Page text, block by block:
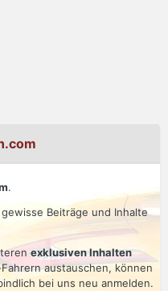
.
Beiträge und Inhalte
exklusiven Inhalten
austauschen, können
bei uns neu anmelden.